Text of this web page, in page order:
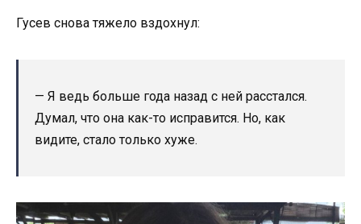
Гусев снова тяжело вздохнул:
— Я ведь больше года назад с ней расстался.
Думал, что она как-то исправится. Но, как
видите, стало только хуже.